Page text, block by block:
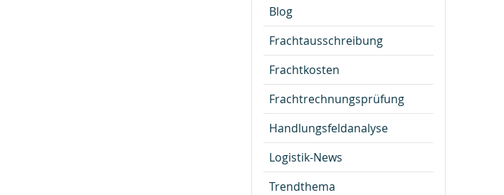
Blog
Frachtausschreibung
Frachtkosten
Frachtrechnungsprüfung
Handlungsfeldanalyse
Logistik-News
Trendthema